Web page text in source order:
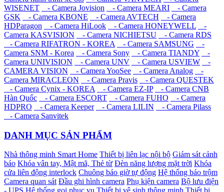
WISENET
- Camera Jovision - Camera MEARI
- Camera
GSK
- Camera KBONE - Camera AVTECH
- Camera
HDParagon
- Camera HiLook - Camera HONEYWELL
-
Camera KASVISION
- Camera NICHIETSU
- Camera RDS
- Camera RIFATRON - KOREA
- Camera SAMSUNG
-
Camera SNM - Korea
- Camera Sony - Camera TIANDY
-
Camera UNIVISION
- Camera UNV - Camera USVIEW
-
CAMERA VISION
- Camera YooSee - Camera Analog
-
Camera MIRACLEON
- Camera Pravis
- Camera QUESTEK
- Camera Cynix - KOREA
- Camera EZ-IP
- Camera CNB
Hàn Quốc
- Camera ESCORT - Camera FUHO
- Camera
HDPRO
- Camera Keeper - Camera LILIN
- Camera Pilass
- Camera Sanvitek
DANH MỤC SẢN PHẨM
Nhà thông minh Smart Home Thiết bị liên lạc nội bộ Giám sát cảnh
báo Khóa vân tay, Mật mã, Thẻ từ Đèn năng lượng mặt trời Khóa
cửa liên động interlock Chuông báo giờ tự động Hệ thống báo trộm
Camera quan sát Đầu ghi hình camera Phụ kiện camera Bộ lưu điện